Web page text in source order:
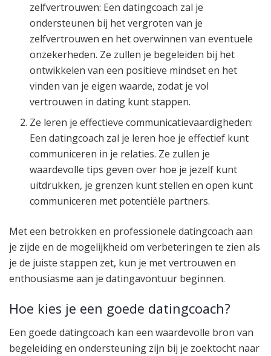
zelfvertrouwen: Een datingcoach zal je
ondersteunen bij het vergroten van je
zelfvertrouwen en het overwinnen van eventuele
onzekerheden. Ze zullen je begeleiden bij het
ontwikkelen van een positieve mindset en het
vinden van je eigen waarde, zodat je vol
vertrouwen in dating kunt stappen.
Ze leren je effectieve communicatievaardigheden:
Een datingcoach zal je leren hoe je effectief kunt
communiceren in je relaties. Ze zullen je
waardevolle tips geven over hoe je jezelf kunt
uitdrukken, je grenzen kunt stellen en open kunt
communiceren met potentiële partners.
Met een betrokken en professionele datingcoach aan
je zijde en de mogelijkheid om verbeteringen te zien als
je de juiste stappen zet, kun je met vertrouwen en
enthousiasme aan je datingavontuur beginnen.
Hoe kies je een goede datingcoach?
Een goede datingcoach kan een waardevolle bron van
begeleiding en ondersteuning zijn bij je zoektocht naar